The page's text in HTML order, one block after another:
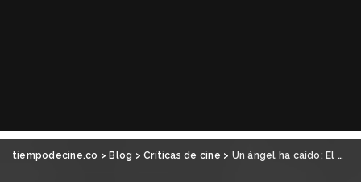
tiempodecine.co > Blog >Críticas de cine > Un ángel ha caído: El cielo sobre Berlín, de Wim Wenders